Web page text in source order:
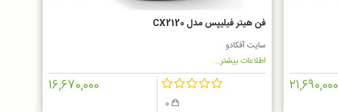
21,690,000
فن هیتر فیلیپس مدل CX2120
سایت آفکادو
اطلاعات بیشتر...
0
16,670,000